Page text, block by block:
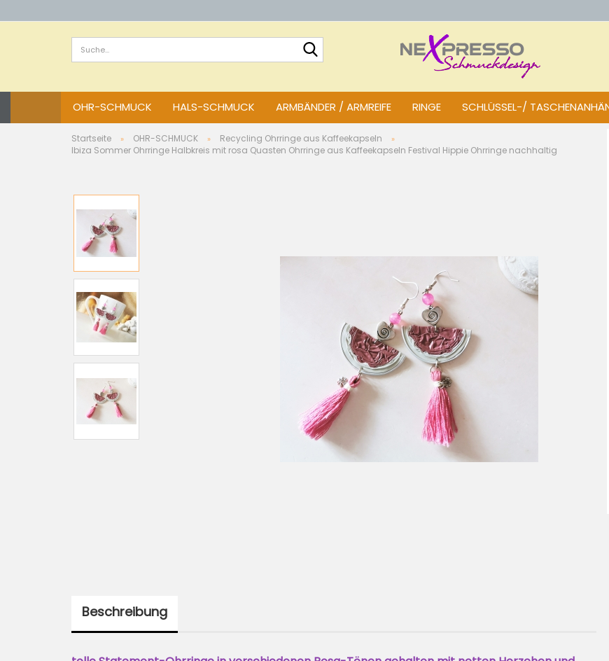
OHR-SCHMUCK HALS-SCHMUCK ARMBÄNDER / ARMREIFE RINGE SCHLÜSSEL-/
Startseite » OHR-SCHMUCK » Recycling Ohrringe aus Kaffeekapseln »
Ibiza Sommer Ohrringe Halbkreis mit rosa Quasten Ohrringe aus Kaffeekapseln Festival Hippie Ohrringe nachhaltig
Beschreibung